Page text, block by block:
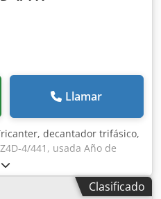
Llamar
decantador trifásico,
4/441, usada Año de
tambor: aprox. 420 mm
Densidad del sedimento: 1,8
centrífuga decantadora
Clasificado